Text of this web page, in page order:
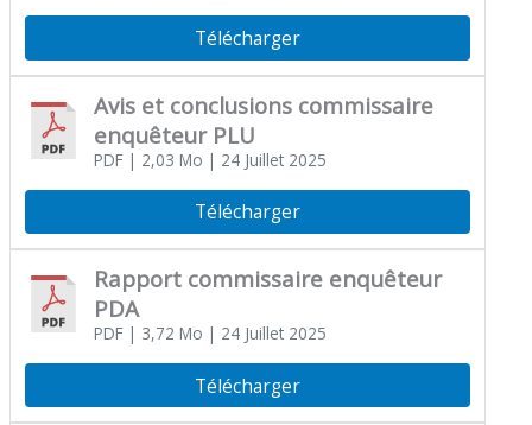
Télécharger
Avis et conclusions commissaire
enquêteur PLU
PDF| 2,03 Mo | 24 Juillet 2025
Télécharger
Rapport commissaire enquêteur
PDA
PDF| 3,72 Mo | 24 Juillet 2025
Télécharger